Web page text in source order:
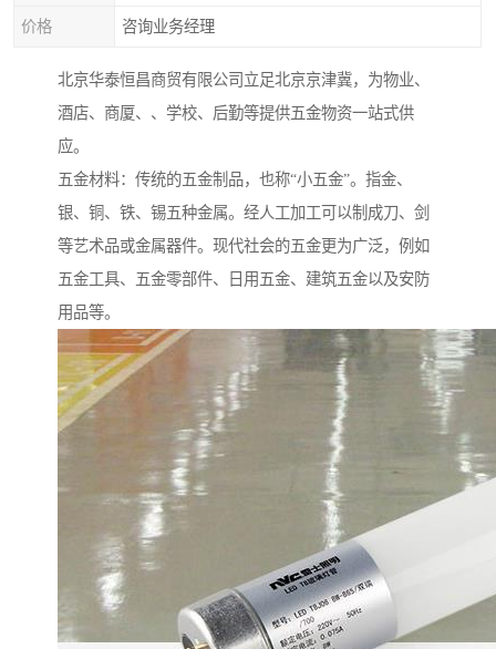
价格 咨询业务经理
北京华泰恒昌商贸有限公司立足北京京津冀，为物业、
酒店、商厦、、学校、后勤等提供五金物资一站式供
应。
五金材料：传统的五金制品，也称“小五金”。指金、
银、铜、铁、锡五种金属。经人工加工可以制成刀、剑
等艺术品或金属器件。现代社会的五金更为广泛，例如
五金工具、五金零部件、日用五金、建筑五金以及安防
用品等。